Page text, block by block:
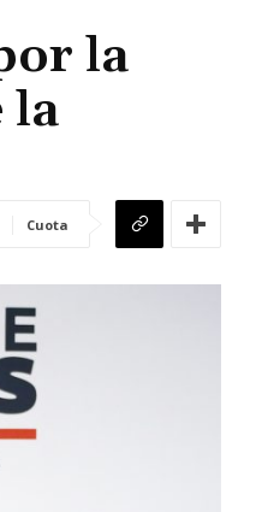
la
la
Cuota